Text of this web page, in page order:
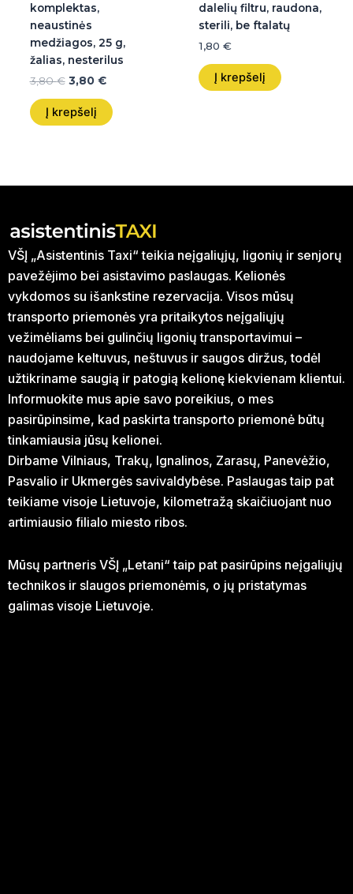
komplektas,
neaustinės
medžiagos, 25 g,
žalias, nesterilus
3,80€ 3,80 €
Į krepšelį
dalelių filtru, raudona,
sterili, be ftalatų
1,80 €
Į krepšelį
VŠĮ „Asistentinis Taxi“ teikia neįgaliųjų, ligonių ir senjorų
pavežėjimo bei asistavimo paslaugas. Kelionės
vykdomos su išankstine rezervacija. Visos mūsų
transporto priemonės yra pritaikytos neįgaliųjų
vežimėliams bei gulinčių ligonių transportavimui –
naudojame keltuvus, neštuvus ir saugos diržus, todėl
užtikriname saugią ir patogią kelionę kiekvienam klientui.
Informuokite mus apie savo poreikius, o mes
pasirūpinsime, kad paskirta transporto priemonė būtų
tinkamiausia jūsų kelionei.
Dirbame Vilniaus, Trakų, Ignalinos, Zarasų, Panevėžio,
Pasvalio ir Ukmergės savivaldybėse. Paslaugas taip pat
teikiame visoje Lietuvoje, kilometražą skaičiuojant nuo
artimiausio filialo miesto ribos.
Mūsų partneris VŠĮ „Letani“ taip pat pasirūpins neįgaliųjų
technikos ir slaugos priemonėmis, o jų pristatymas
galimas visoje Lietuvoje.